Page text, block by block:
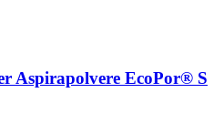
Aspirapolvere EcoPor® S